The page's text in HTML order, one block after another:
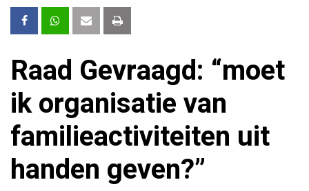
Raad Gevraagd: “moet
ik organisatie van
familieactiviteiten uit
handen geven?”